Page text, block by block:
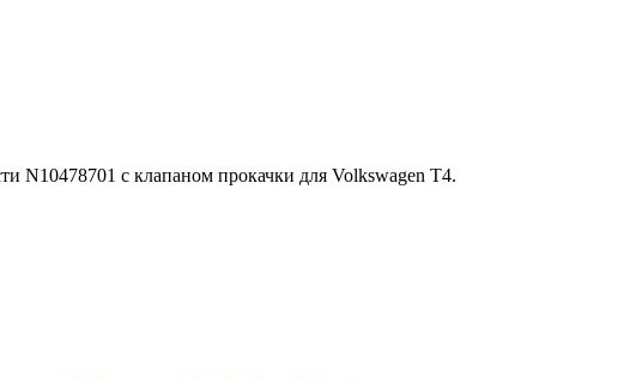
N10478701 с клапаном прокачки для Volkswagen T4.